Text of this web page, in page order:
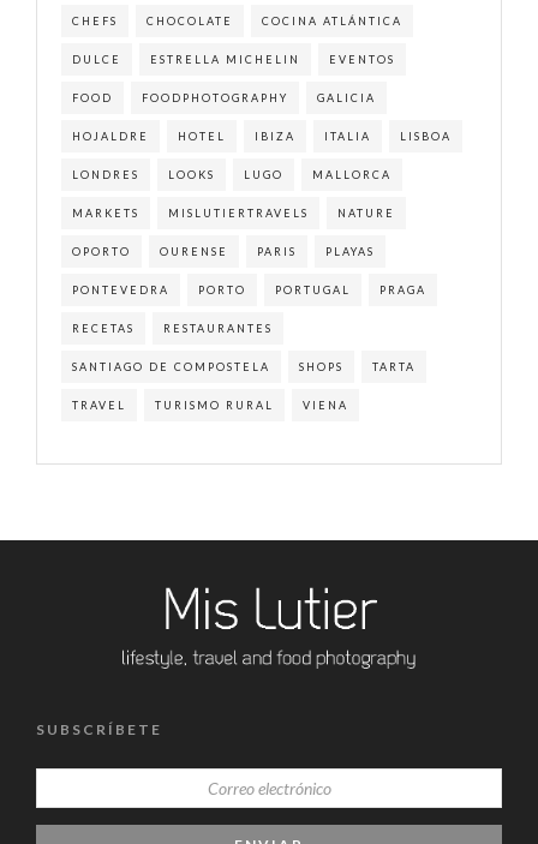
CHEFS CHOCOLATE COCINA ATLÁNTICA
DULCE ESTRELLA MICHELIN EVENTOS
FOOD FOODPHOTOGRAPHY GALICIA
HOJALDRE HOTEL IBIZA ITALIA LISBOA
LONDRES LOOKS LUGO MALLORCA
MARKETS MISLUTIERTRAVELS NATURE
OPORTO OURENSE PARIS PLAYAS
PONTEVEDRA PORTO PORTUGAL PRAGA
RECETAS RESTAURANTES
SANTIAGO DE COMPOSTELA SHOPS TARTA
TRAVEL TURISMO RURAL VIENA
SUBSCRÍBETE